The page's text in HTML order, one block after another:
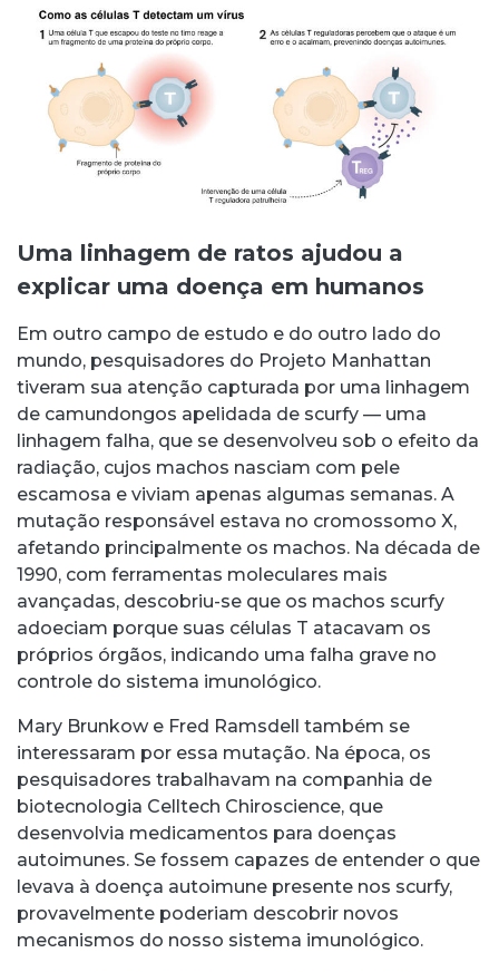
Uma linhagem de ratos ajudou a
explicar uma doença em humanos
Em outro campo de estudo e do outro lado do
mundo, pesquisadores do Projeto Manhattan
tiveram sua atenção capturada por uma linhagem
de camundongos apelidada de scurfy — uma
linhagem falha, que se desenvolveu sob o efeito da
radiação, cujos machos nasciam com pele
escamosa e viviam apenas algumas semanas. A
mutação responsável estava no cromossomo X,
afetando principalmente os machos. Na década de
1990, com ferramentas moleculares mais
avançadas, descobriu-se que os machos scurfy
adoeciam porque suas células T atacavam os
próprios órgãos, indicando uma falha grave no
controle do sistema imunológico.
Mary Brunkow e Fred Ramsdell também se
interessaram por essa mutação. Na época, os
pesquisadores trabalhavam na companhia de
biotecnologia Celltech Chiroscience, que
desenvolvia medicamentos para doenças
autoimunes. Se fossem capazes de entender o que
levava à doença autoimune presente nos scurfy,
provavelmente poderiam descobrir novos
mecanismos do nosso sistema imunológico.